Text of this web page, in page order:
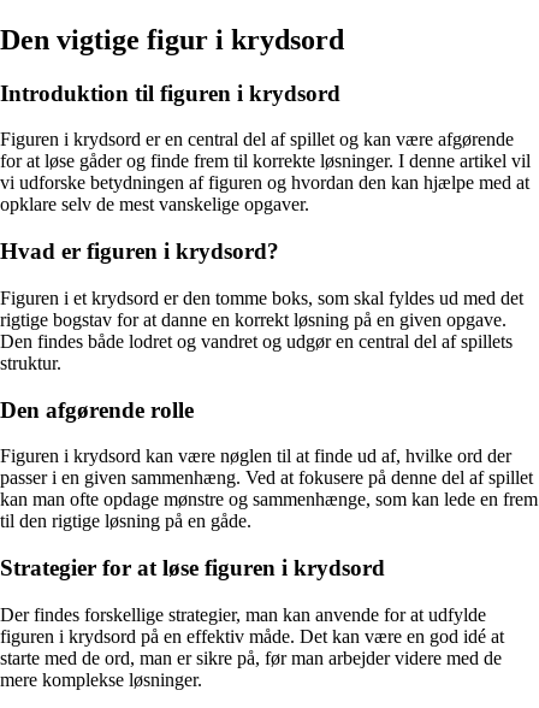
Den vigtige figur i krydsord
Introduktion til figuren i krydsord
Figuren i krydsord er en central del af spillet og kan være afgørende
for at løse gåder og finde frem til korrekte løsninger. I denne artikel vil
vi udforske betydningen af figuren og hvordan den kan hjælpe med at
opklare selv de mest vanskelige opgaver.
Hvad er figuren i krydsord?
Figuren i et krydsord er den tomme boks, som skal fyldes ud med det
rigtige bogstav for at danne en korrekt løsning på en given opgave.
Den findes både lodret og vandret og udgør en central del af spillets
struktur.
Den afgørende rolle
Figuren i krydsord kan være nøglen til at finde ud af, hvilke ord der
passer i en given sammenhæng. Ved at fokusere på denne del af spillet
kan man ofte opdage mønstre og sammenhænge, som kan lede en frem
til den rigtige løsning på en gåde.
Strategier for at løse figuren i krydsord
Der findes forskellige strategier, man kan anvende for at udfylde
figuren i krydsord på en effektiv måde. Det kan være en god idé at
starte med de ord, man er sikre på, før man arbejder videre med de
mere komplekse løsninger.